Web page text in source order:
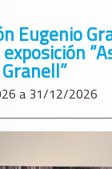
Eugenio
a 31/12/2026